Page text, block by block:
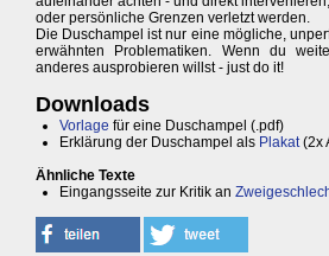
oder persönliche Grenzen verletzt werden.
Die Duschampel ist nur eine mögliche,
erwähnten Problematiken. Wenn du
anderes ausprobieren willst - just do it!
Downloads
Vorlage für eine Duschampel (.pdf)
Erklärung der Duschampel als Plakat(2x
Ähnliche Texte
Eingangsseite zur Kritik an